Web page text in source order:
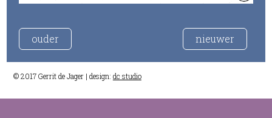
ouder nieuwer
© 2017 Gerrit de Jager | design: dc studio